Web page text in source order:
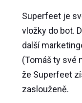
Superfeet je
vložky do bot.
další
(Tomáš ty své
že Superfeet
zaslouženě.